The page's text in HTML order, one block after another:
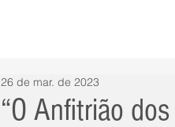
“O Anfitrião
26 de mar. de 2023